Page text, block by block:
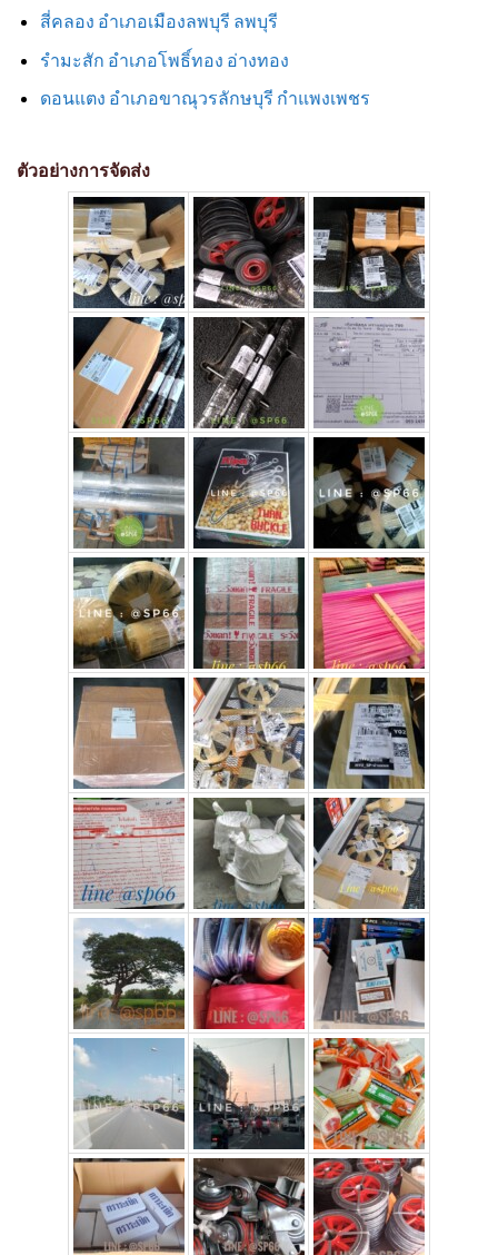
สี่คลอง อำเภอเมืองลพบุรี ลพบุรี
รำมะสัก อำเภอโพธิ์ทอง อ่างทอง
ดอนแตง อำเภอขาณุวรลักษบุรี กำแพงเพชร
ตัวอย่างการจัดส่ง